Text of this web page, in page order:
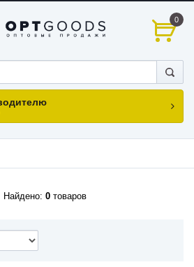
0
Найдено: 0 товаров